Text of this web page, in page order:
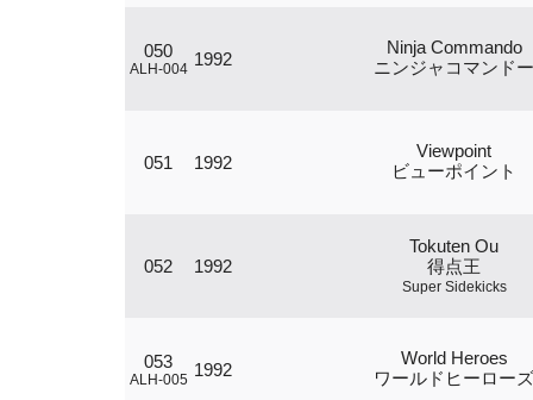
050
ALH-004 1992
Ninja Commando
ニンジャコマンドー
051 1992
Viewpoint
ビューポイント
052 1992
Tokuten Ou
得点王
Super Sidekicks
053
ALH-005 1992
World Heroes
ワールドヒーローズ